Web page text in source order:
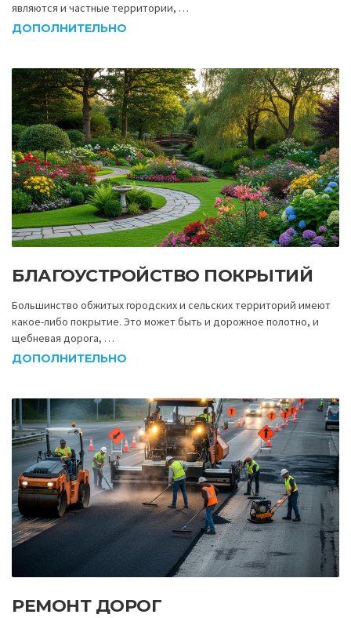
являются и частные территории, …
ДОПОЛНИТЕЛЬНО
БЛАГОУСТРОЙСТВО ПОКРЫТИЙ
Большинство обжитых городских и сельских территорий имеют
какое-либо покрытие. Это может быть и дорожное полотно, и
щебневая дорога, …
ДОПОЛНИТЕЛЬНО
РЕМОНТ ДОРОГ